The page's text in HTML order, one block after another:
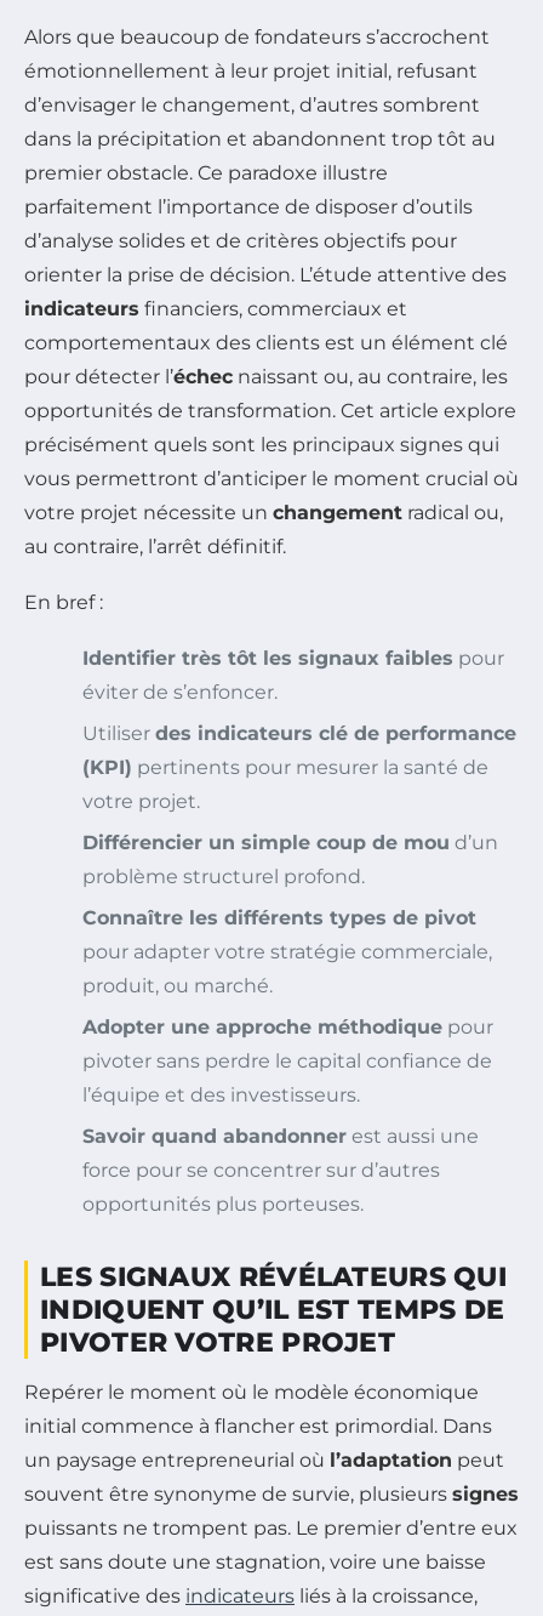
Alors que beaucoup de fondateurs s’accrochent
émotionnellement à leur projet initial, refusant
d’envisager le changement, d’autres sombrent
dans la précipitation et abandonnent trop tôt au
premier obstacle. Ce paradoxe illustre
parfaitement l’importance de disposer d’outils
d’analyse solides et de critères objectifs pour
orienter la prise de décision. L’étude attentive des
indicateurs financiers, commerciaux et
comportementaux des clients est un élément clé
pour détecter l’échec naissant ou, au contraire, les
opportunités de transformation. Cet article explore
précisément quels sont les principaux signes qui
vous permettront d’anticiper le moment crucial où
votre projet nécessite un changement radical ou,
au contraire, l’arrêt définitif.
En bref :
Identifier très tôt les signaux faibles pour
éviter de s’enfoncer.
Utiliser des indicateurs clé de performance
(KPI) pertinents pour mesurer la santé de
votre projet.
Différencier un simple coup de mou d’un
problème structurel profond.
Connaître les différents types de pivot
pour adapter votre stratégie commerciale,
produit, ou marché.
Adopter une approche méthodique pour
pivoter sans perdre le capital confiance de
l’équipe et des investisseurs.
Savoir quand abandonner est aussi une
force pour se concentrer sur d’autres
opportunités plus porteuses.
LES SIGNAUX RÉVÉLATEURS QUI
INDIQUENT QU’IL EST TEMPS DE
PIVOTER VOTRE PROJET
Repérer le moment où le modèle économique
initial commence à flancher est primordial. Dans
un paysage entrepreneurial où l’adaptation peut
souvent être synonyme de survie, plusieurs signes
puissants ne trompent pas. Le premier d’entre eux
est sans doute une stagnation, voire une baisse
significative des indicateurs liés à la croissance,